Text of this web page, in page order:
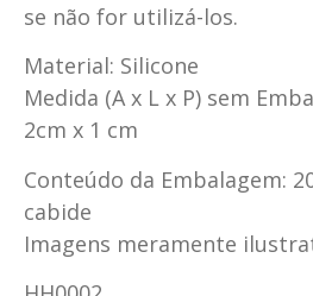
se não for utilizá-los.
Material: Silicone
Medida (A x L x P) sem
2cm x 1 cm
Conteúdo da Embalagem:
cabide
Imagens meramente